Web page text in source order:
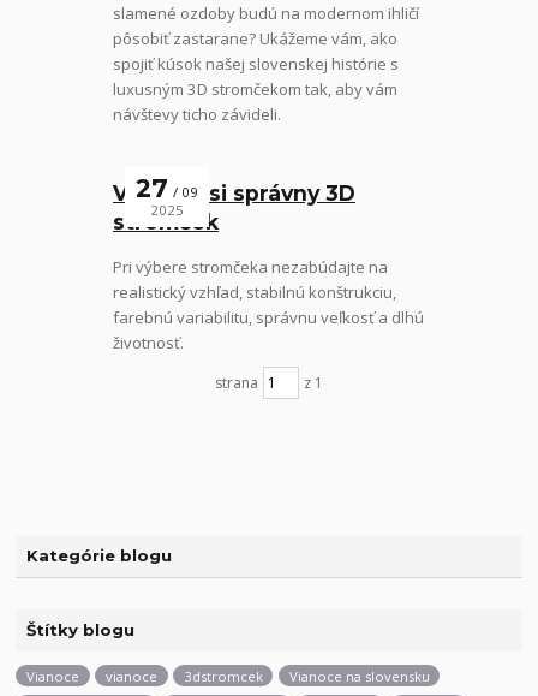
Kategórie blogu
Štítky blogu
Vianoce vianoce 3dstromcek
Vianoce na slovensku
slamené ozdoby budú na modernom ihličí
pôsobiť zastarane? Ukážeme vám, ako
spojiť kúsok našej slovenskej histórie s
luxusným 3D stromčekom tak, aby vám
návštevy ticho závideli.
Vyberte si správny 3D
stromček
27
09
2025
Pri výbere stromčeka nezabúdajte na
realistický vzhľad, stabilnú konštrukciu,
farebnú variabilitu, správnu veľkosť a dlhú
životnosť.
strana z 1